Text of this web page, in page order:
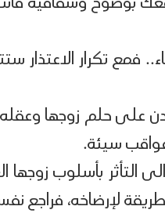
فمع تكرار
على حلم زوجها
سيئة.
التأثر بأسلوب
طريقة لإرضاخه،